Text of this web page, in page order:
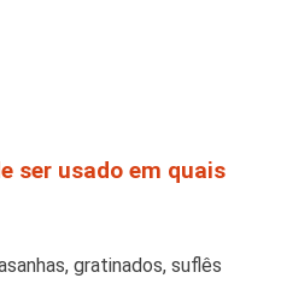
ser usado em quais
gratinados, suflês